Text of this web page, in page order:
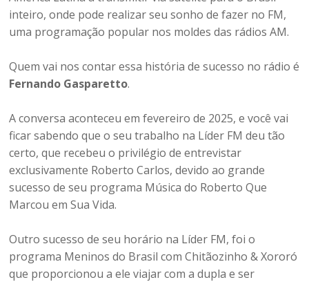
inteiro, onde pode realizar seu sonho de fazer no FM,
uma programação popular nos moldes das rádios AM.
Quem vai nos contar essa história de sucesso no rádio é
Fernando Gasparetto.
A conversa aconteceu em fevereiro de 2025, e você vai
ficar sabendo que o seu trabalho na Líder FM deu tão
certo, que recebeu o privilégio de entrevistar
exclusivamente Roberto Carlos, devido ao grande
sucesso de seu programa Música do Roberto Que
Marcou em Sua Vida.
Outro sucesso de seu horário na Líder FM, foi o
programa Meninos do Brasil com Chitãozinho & Xororó
que proporcionou a ele viajar com a dupla e ser